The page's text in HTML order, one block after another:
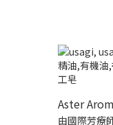
Aster
由國際芳療